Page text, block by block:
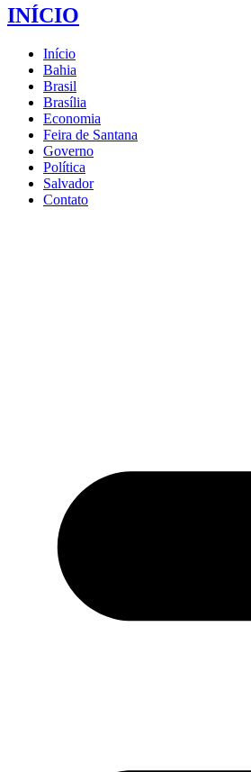
INÍCIO
Início
Bahia
Brasil
Brasília
Economia
Feira de Santana
Governo
Política
Salvador
Contato